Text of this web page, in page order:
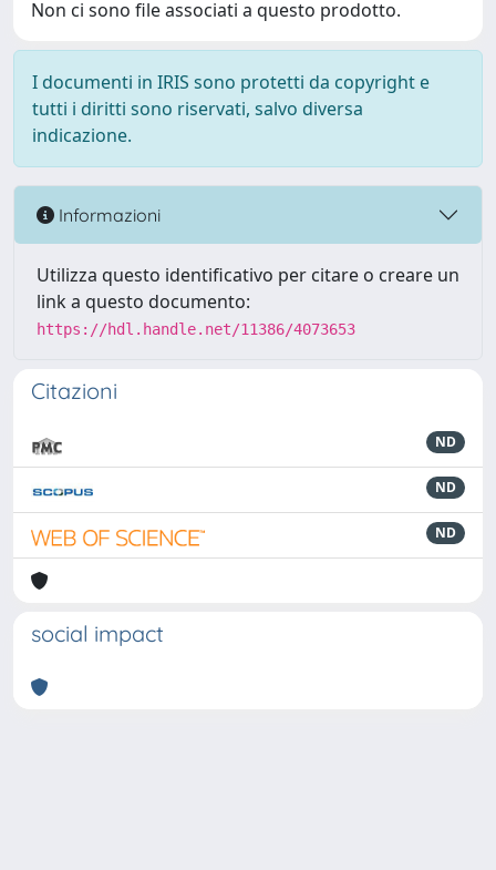
Non ci sono file associati a questo prodotto.
I documenti in IRIS sono protetti da copyright e
tutti i diritti sono riservati, salvo diversa
indicazione.
Informazioni
Utilizza questo identificativo per citare o creare un
link a questo documento:
https://hdl.handle.net/11386/4073653
Citazioni
ND
ND
ND
social impact